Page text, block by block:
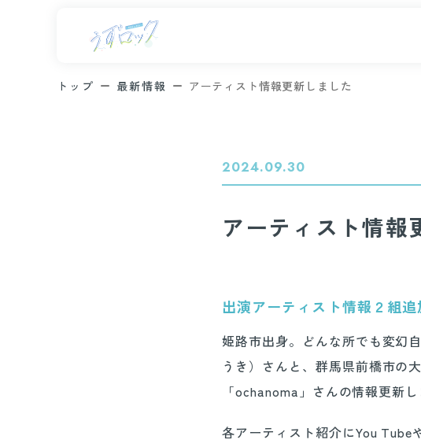
トップ 最新情報 アーティスト情報更新しました
2024.09.30
アーティスト情報
出演アーティスト情報２組追
姫路市出身。どんな所でも変幻
うき）さんと、 群馬県前橋市の
「ochanoma」さんの情報更新し
各アーティスト紹介にYou